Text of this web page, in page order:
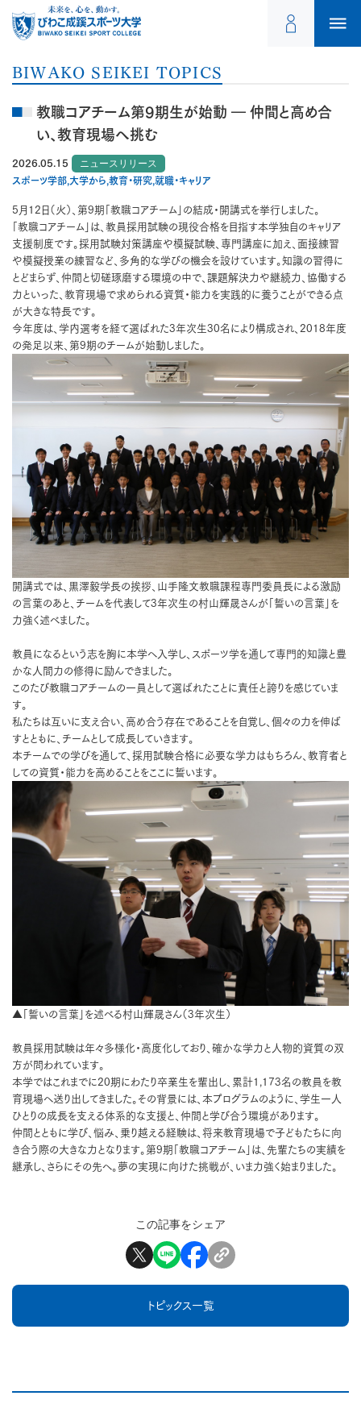
BIWAKO SEIKEI TOPICS
教職コアチーム第9期生が始動 ― 仲間と高め合
い、教育現場へ挑む
2026.05.15 ニュースリリース
スポーツ学部,大学から,教育・研究,就職・キャリア
5月12日（火）、第9期「教職コアチーム」の結成・開講式を挙行しました。
「教職コアチーム」は、教員採用試験の現役合格を目指す本学独自のキャリア
支援制度です。採用試験対策講座や模擬試験、専門講座に加え、面接練習
や模擬授業の練習など、多角的な学びの機会を設けています。知識の習得に
とどまらず、仲間と切磋琢磨する環境の中で、課題解決力や継続力、協働する
力といった、教育現場で求められる資質・能力を実践的に養うことができる点
が大きな特長です。
今年度は、学内選考を経て選ばれた3年次生30名により構成され、2018年度
の発足以来、第9期のチームが始動しました。
開講式では、黒澤毅学長の挨拶、山手隆文教職課程専門委員長による激励
の言葉のあと、チームを代表して3年次生の村山輝晟さんが「誓いの言葉」を
力強く述べました。
教員になるという志を胸に本学へ入学し、スポーツ学を通して専門的知識と豊
かな人間力の修得に励んできました。
このたび教職コアチームの一員として選ばれたことに責任と誇りを感じていま
す。
私たちは互いに支え合い、高め合う存在であることを自覚し、個々の力を伸ば
すとともに、チームとして成長していきます。
本チームでの学びを通して、採用試験合格に必要な学力はもちろん、教育者と
しての資質・能力を高めることをここに誓います。
▲「誓いの言葉」を述べる村山輝晟さん（3年次生）
教員採用試験は年々多様化・高度化しており、確かな学力と人物的資質の双
方が問われています。
本学ではこれまでに20期にわたり卒業生を輩出し、累計1,173名の教員を教
育現場へ送り出してきました。その背景には、本プログラムのように、学生一人
ひとりの成長を支える体系的な支援と、仲間と学び合う環境があります。
仲間とともに学び、悩み、乗り越える経験は、将来教育現場で子どもたちに向
き合う際の大きな力となります。第9期「教職コアチーム」は、先輩たちの実績を
継承し、さらにその先へ。夢の実現に向けた挑戦が、いま力強く始まりました。
この記事をシェア
トピックス一覧